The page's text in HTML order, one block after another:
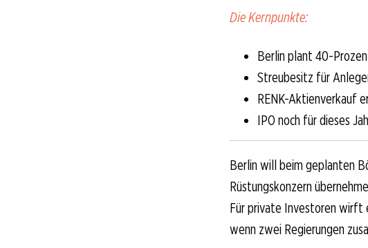
Die Kernpunkte:
Berlin plant 40-
Streubesitz für
RENK-Aktienverkauf
IPO noch für dieses
Berlin will beim geplanten
Rüstungskonzern
Für private Investoren wirft
wenn zwei Regierungen